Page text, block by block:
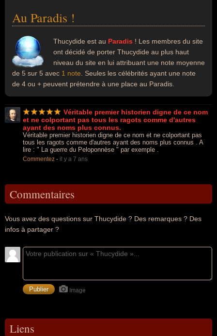
Au Paradis !
Thucydide est au Paradis ! Les membres du site
ont décidé de porter Thucydide au plus haut
niveau du site en lui attribuant une note moyenne
de 5 sur 5 avec 1 note . Seules les célébrités ayant une note
de 4 ou + peuvent prétendre à une place au Paradis.
Véritable premier historien digne de ce nom
et ne colportant pas tous les ragots comme d'autres
ayant des noms plus connus.
Véritable premier historien digne de ce nom et ne colportant pas
tous les ragots comme d'autres ayant des noms plus connus . A
lire : " La guerre du Peloponnèse " par exemple .
Commentez - il y a 7 ans
Commentaires
Vous avez des questions sur Thucydide ? Des remarques ? Des
infos à partager ?
Image
Liens